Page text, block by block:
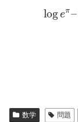
logeπ–
数学 問題